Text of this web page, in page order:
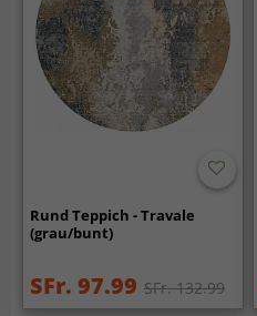
Rund Teppich - Travale
(grau/bunt)
SFr. 97.99 SFr. 132.99